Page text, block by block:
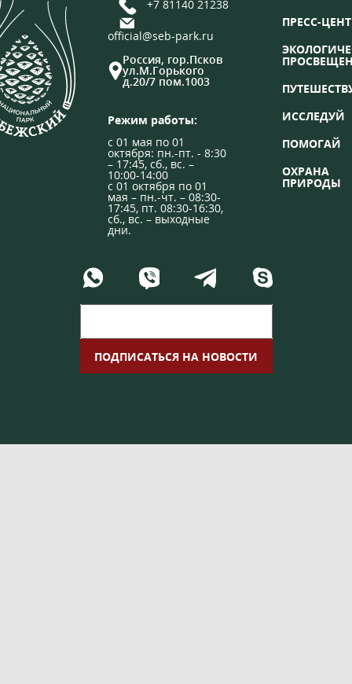
+7 81140 21238
official@seb-park.ru
Россия, гор.Псков
ул.М.Горького
д.20/7 пом.1003
Режим работы:
с 01 мая по 01
октября: пн.-пт. - 8:30
– 17:45, сб., вс. –
10:00-14:00
с 01 октября по 01
мая – пн.-чт. – 08:30-
17:45, пт. 08:30-16:30,
сб., вс. – выходные
дни.
ПРЕСС-
ИССЛЕДУЙ
ПОМОГАЙ
ОХРАНА
ПРИРОДЫ